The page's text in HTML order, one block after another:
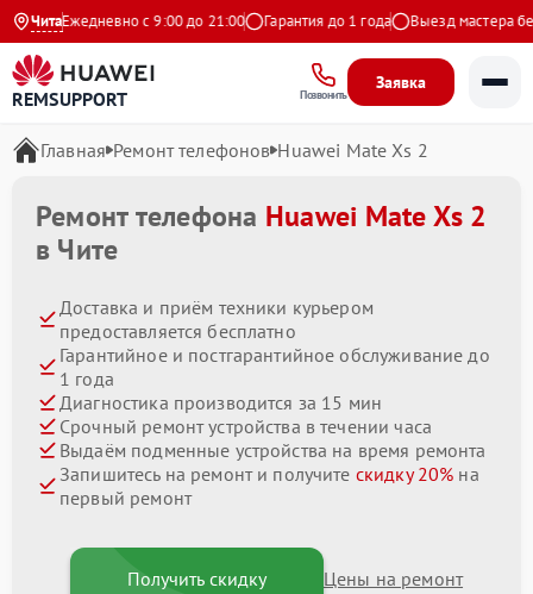
Чита
Ежедневно с 9:00 до 21:00 Гарантия до 1 года Выезд мастера
REMSUPPORT Позвонить
Заявка
Главная Ремонт телефонов Huawei Mate Xs 2
Ремонт телефона Huawei Mate Xs 2
в Чите
Доставка и приём техники курьером
предоставляется бесплатно
Гарантийное и постгарантийное обслуживание до
1 года
Диагностика производится за 15 мин
Срочный ремонт устройства в течении часа
Выдаём подменные устройства на время ремонта
Запишитесь на ремонт и получите скидку 20% на
первый ремонт
Получить скидку Цены на ремонт